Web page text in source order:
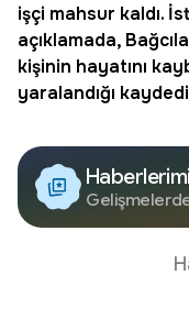
işçi mahsur kaldı.
açıklamada,
kişinin hayatını
yaralandığı
Google'da
Edin